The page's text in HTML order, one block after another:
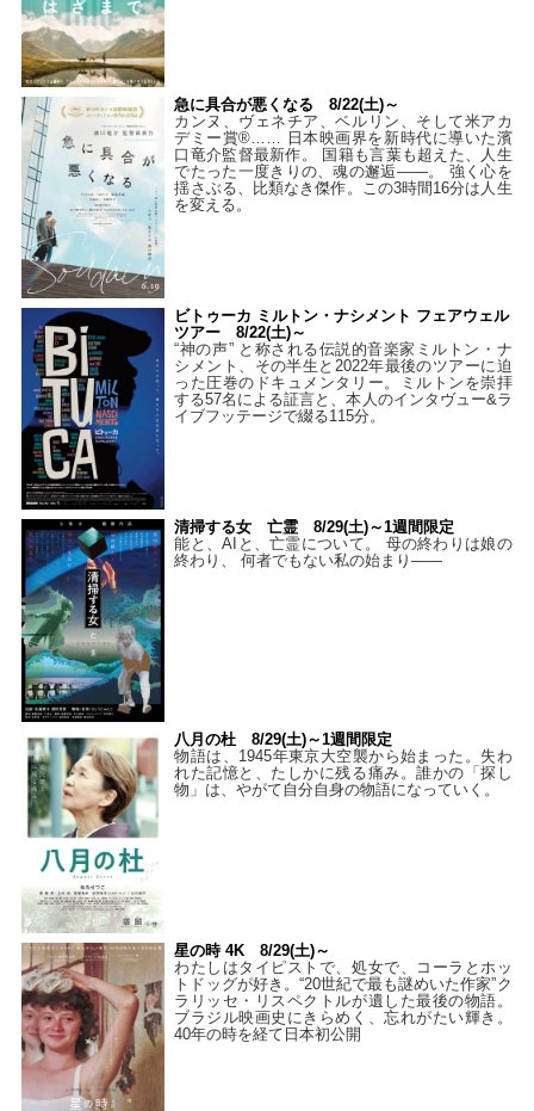
急に具合が悪くなる 8/22(土)～
カンヌ、ヴェネチア、ベルリン、そして米アカ
デミー賞®…… 日本映画界を新時代に導いた濱
口竜介監督最新作。 国籍も言葉も超えた、人生
でたった一度きりの、魂の邂逅――。 強く心を
揺さぶる、比類なき傑作。この3時間16分は人生
を変える。
ビトゥーカ ミルトン・ナシメント フェアウェル
ツアー 8/22(土)～
“神の声” と称される伝説的音楽家ミルトン・ナ
シメント、その半生と2022年最後のツアーに迫
った圧巻のドキュメンタリー。ミルトンを崇拝
する57名による証言と、本人のインタヴュー&ラ
イブフッテージで綴る115分。
清掃する女 亡霊 8/29(土)～1週間限定
能と、AIと、亡霊について。 母の終わりは娘の
終わり、 何者でもない私の始まり――
八月の杜 8/29(土)～1週間限定
物語は、1945年東京大空襲から始まった。失わ
れた記憶と、たしかに残る痛み。誰かの「探し
物」は、やがて自分自身の物語になっていく。
星の時 4K 8/29(土)～
わたしはタイピストで、処⼥で、コーラとホッ
トドッグが好き。“20世紀で最も謎めいた作家”ク
ラリッセ・リスペクトルが遺した最後の物語。
ブラジル映画史にきらめく、忘れがたい輝き。
40年の時を経て⽇本初公開